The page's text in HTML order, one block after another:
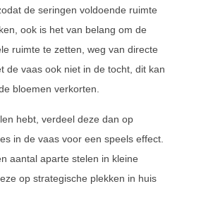
de seringen voldoende ruimte
ook is het van belang om de
ruimte te zetten, weg van directe
de vaas ook niet in de tocht, dit kan
bloemen verkorten.
hebt, verdeel deze dan op
in de vaas voor een speels effect.
aantal aparte stelen in kleine
op strategische plekken in huis